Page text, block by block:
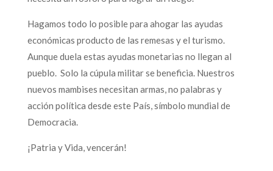
Hagamos todo lo posible para ahogar las ayudas
económicas producto de las remesas y el turismo.
Aunque duela estas ayudas monetarias no llegan al
pueblo. Solo la cúpula militar se beneficia. Nuestros
nuevos mambises necesitan armas, no palabras y
acción política desde este País, símbolo mundial de
Democracia.
¡Patria y Vida, vencerán!